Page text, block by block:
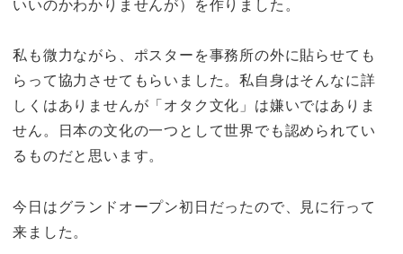
いいのかわかりませんが）を作りました。
私も微力ながら、ポスターを事務所の外に貼らせても
らって協力させてもらいました。私自身はそんなに詳
しくはありませんが「オタク文化」は嫌いではありま
せん。日本の文化の一つとして世界でも認められてい
るものだと思います。
今日はグランドオープン初日だったので、見に行って
来ました。